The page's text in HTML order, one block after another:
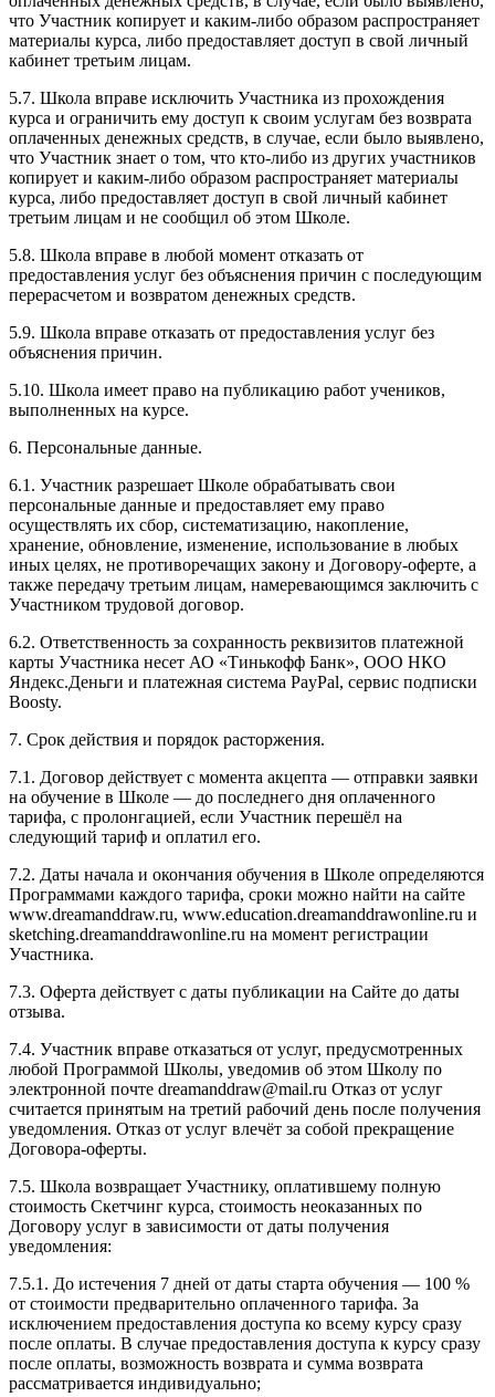
что Участник копирует и каким-либо образом распространяет
материалы курса, либо предоставляет доступ в свой личный
кабинет третьим лицам.
5.7. Школа вправе исключить Участника из прохождения
курса и ограничить ему доступ к своим услугам без возврата
оплаченных денежных средств, в случае, если было выявлено,
что Участник знает о том, что кто-либо из других участников
копирует и каким-либо образом распространяет материалы
курса, либо предоставляет доступ в свой личный кабинет
третьим лицам и не сообщил об этом Школе.
5.8. Школа вправе в любой момент отказать от
предоставления услуг без объяснения причин с последующим
перерасчетом и возвратом денежных средств.
5.9. Школа вправе отказать от предоставления услуг без
объяснения причин.
5.10. Школа имеет право на публикацию работ учеников,
выполненных на курсе.
6. Персональные данные.
6.1. Участник разрешает Школе обрабатывать свои
персональные данные и предоставляет ему право
осуществлять их сбор, систематизацию, накопление,
хранение, обновление, изменение, использование в любых
иных целях, не противоречащих закону и Договору-оферте, а
также передачу третьим лицам, намеревающимся заключить с
Участником трудовой договор.
6.2. Ответственность за сохранность реквизитов платежной
карты Участника несет АО «Тинькофф Банк», ООО НКО
Яндекс.Деньги и платежная система PayPal, сервис подписки
Boosty.
7. Срок действия и порядок расторжения.
7.1. Договор действует с момента акцепта — отправки заявки
на обучение в Школе — до последнего дня оплаченного
тарифа, с пролонгацией, если Участник перешёл на
следующий тариф и оплатил его.
7.2. Даты начала и окончания обучения в Школе определяются
Программами каждого тарифа, сроки можно найти на сайте
www.dreamanddraw.ru, www.education.dreamanddrawonline.ru и
sketching.dreamanddrawonline.ru на момент регистрации
Участника.
7.3. Оферта действует с даты публикации на Сайте до даты
отзыва.
7.4. Участник вправе отказаться от услуг, предусмотренных
любой Программой Школы, уведомив об этом Школу по
электронной почте dreamanddraw@mail.ru Отказ от услуг
считается принятым на третий рабочий день после получения
уведомления. Отказ от услуг влечёт за собой прекращение
Договора-оферты.
7.5. Школа возвращает Участнику, оплатившему полную
стоимость Скетчинг курса, стоимость неоказанных по
Договору услуг в зависимости от даты получения
уведомления:
7.5.1. До истечения 7 дней от даты старта обучения — 100 %
от стоимости предварительно оплаченного тарифа. За
исключением предоставления доступа ко всему курсу сразу
после оплаты. В случае предоставления доступа к курсу сразу
после оплаты, возможность возврата и сумма возврата
рассматривается индивидуально;